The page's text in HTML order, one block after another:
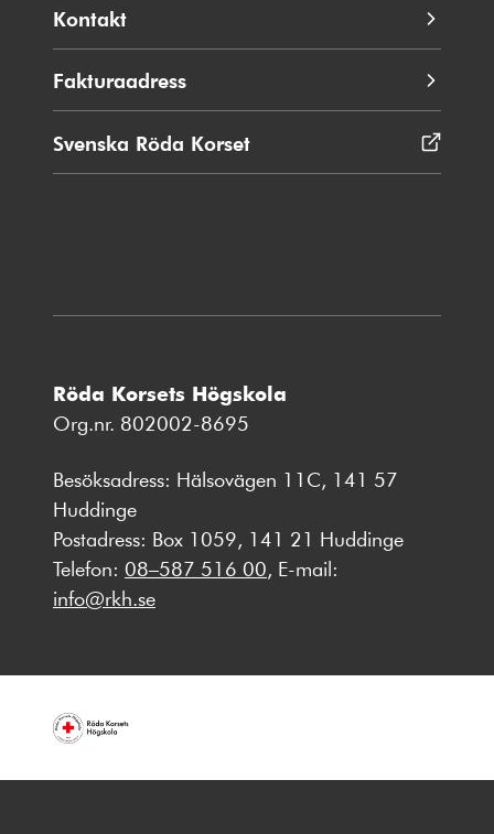
Kontakt
Fakturaadress
Svenska Röda Korset
i
Röda Korsets Högskola
Org.nr. 802002-8695
Besöksadress: Hälsovägen 11C, 141 57
Huddinge
Postadress: Box 1059, 141 21 Huddinge
Telefon: 08–587 516 00, E-mail:
info@rkh.se